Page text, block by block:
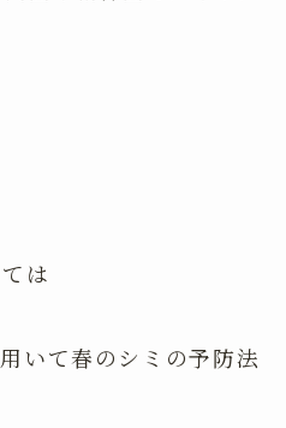
は
いて春のシミの予防法